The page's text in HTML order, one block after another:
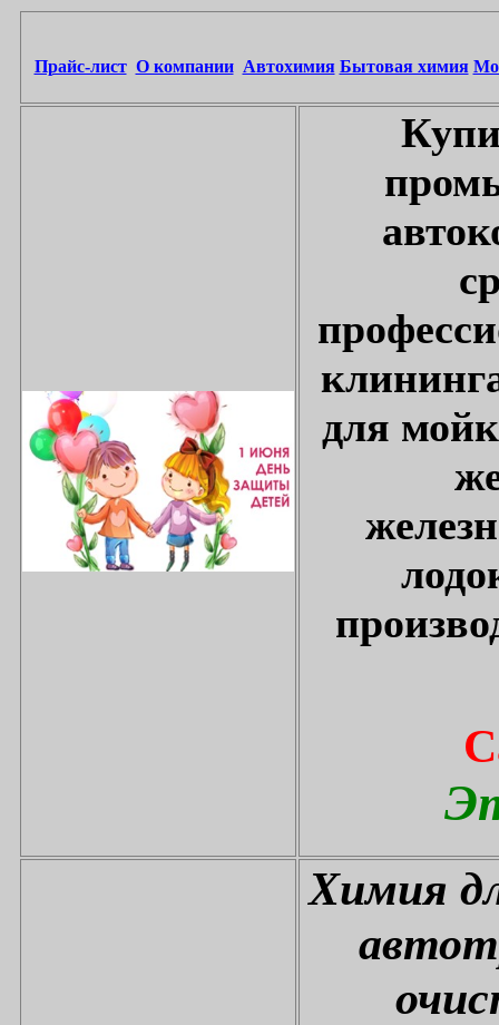
Прайс-лист О компании Автохимия Бытовая химия
для
Химия